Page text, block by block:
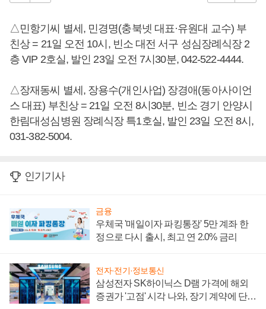
△민항기씨 별세, 민경명(충북넷 대표·유원대 교수) 부
친상 = 21일 오전 10시, 빈소 대전 서구 성심장례식장 2
층 VIP 2호실, 발인 23일 오전 7시30분, 042-522-4444.
△장재동씨 별세, 장용수(개인사업) 장경애(동아사이언
스 대표) 부친상 = 21일 오전 8시30분, 빈소 경기 안양시
한림대성심병원 장례식장 특1호실, 발인 23일 오전 8시,
031-382-5004.
인기기사
금융
우체국 '매일이자 파킹통장' 5만 계좌 한
정으로 다시 출시, 최고 연 2.0% 금리
전자·전기·정보통신
삼성전자 SK하이닉스 D램 가격에 해외
증권가 '고점' 시각 나와, 장기 계약에 단점